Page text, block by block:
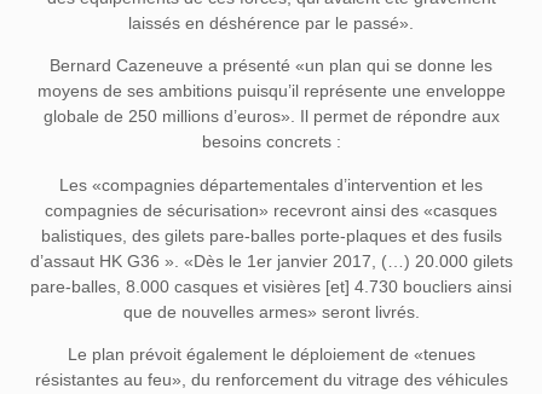
laissés en déshérence par le passé».
Bernard Cazeneuve a présenté «un plan qui se donne les
moyens de ses ambitions puisqu’il représente une enveloppe
globale de 250 millions d’euros». Il permet de répondre aux
besoins concrets :
Les «compagnies départementales d’intervention et les
compagnies de sécurisation» recevront ainsi des «casques
balistiques, des gilets pare-balles porte-plaques et des fusils
d’assaut HK G36 ». «Dès le 1er janvier 2017, (…) 20.000 gilets
pare-balles, 8.000 casques et visières [et] 4.730 boucliers ainsi
que de nouvelles armes» seront livrés.
Le plan prévoit également le déploiement de «tenues
résistantes au feu», du renforcement du vitrage des véhicules